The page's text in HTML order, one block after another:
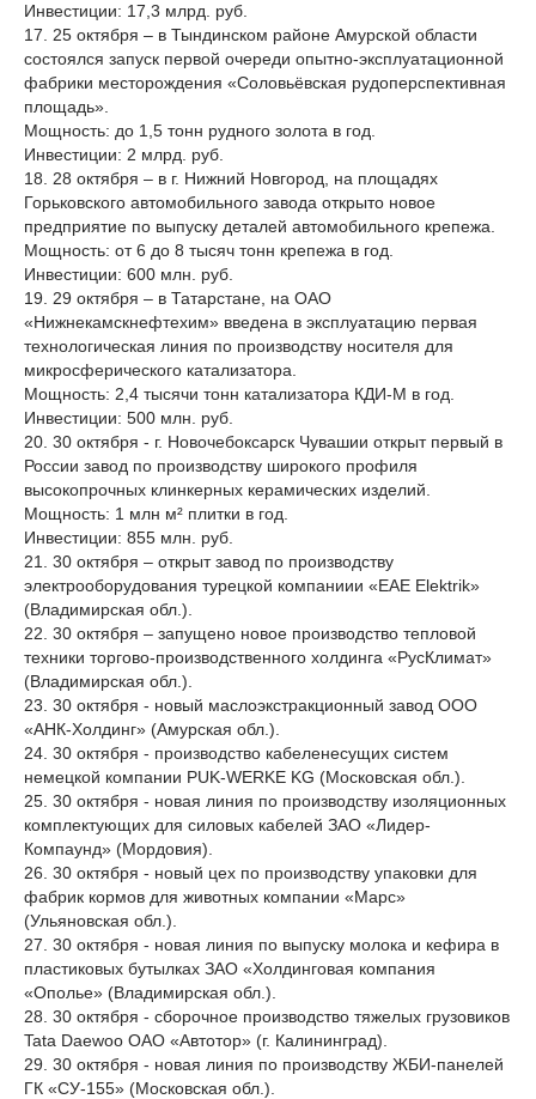
Инвестиции: 17,3 млрд. руб.
17. 25 октября – в Тындинском районе Амурской области
состоялся запуск первой очереди опытно-эксплуатационной
фабрики месторождения «Соловьёвская рудоперспективная
площадь».
Мощность: до 1,5 тонн рудного золота в год.
Инвестиции: 2 млрд. руб.
18. 28 октября – в г. Нижний Новгород, на площадях
Горьковского автомобильного завода открыто новое
предприятие по выпуску деталей автомобильного крепежа.
Мощность: от 6 до 8 тысяч тонн крепежа в год.
Инвестиции: 600 млн. руб.
19. 29 октября – в Татарстане, на ОАО
«Нижнекамскнефтехим» введена в эксплуатацию первая
технологическая линия по производству носителя для
микросферического катализатора.
Мощность: 2,4 тысячи тонн катализатора КДИ-М в год.
Инвестиции: 500 млн. руб.
20. 30 октября - г. Новочебоксарск Чувашии открыт первый в
России завод по производству широкого профиля
высокопрочных клинкерных керамических изделий.
Мощность: 1 млн м² плитки в год.
Инвестиции: 855 млн. руб.
21. 30 октября – открыт завод по производству
электрооборудования турецкой компаниии «EAE Elektrik»
(Владимирская обл.).
22. 30 октября – запущено новое производство тепловой
техники торгово-производственного холдинга «РусКлимат»
(Владимирская обл.).
23. 30 октября - новый маслоэкстракционный завод ООО
«АНК-Холдинг» (Амурская обл.).
24. 30 октября - производство кабеленесущих систем
немецкой компании PUK-WERKE KG (Московская обл.).
25. 30 октября - новая линия по производству изоляционных
комплектующих для силовых кабелей ЗАО «Лидер-
Компаунд» (Мордовия).
26. 30 октября - новый цех по производству упаковки для
фабрик кормов для животных компании «Марс»
(Ульяновская обл.).
27. 30 октября - новая линия по выпуску молока и кефира в
пластиковых бутылках ЗАО «Холдинговая компания
«Ополье» (Владимирская обл.).
28. 30 октября - сборочное производство тяжелых грузовиков
Tata Daewoo ОАО «Автотор» (г. Калининград).
29. 30 октября - новая линия по производству ЖБИ-панелей
ГК «СУ-155» (Московская обл.).